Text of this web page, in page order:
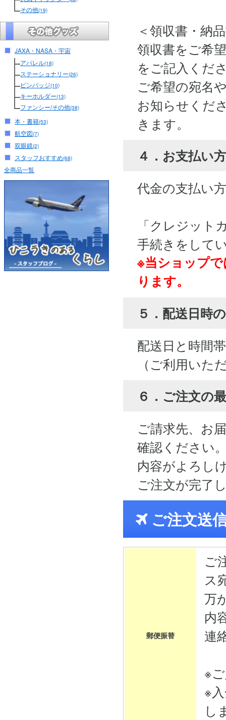
その他(19)
JAXA・NASA・宇宙
アパレル(18)
ステーショナリー(26)
ピンバッジ(10)
キーホルダー(13)
ファンシー/その他(38)
本・書籍(53)
航空図(7)
双眼鏡(2)
スタッフおすすめ(68)
全商品一覧
＜領収書・納
領収書をご希
をご記入くだ
ご希望の宛名
お知らせくだ
きます。
４．お支払い
代金の支払い
「クレジット
手続きをして
※当ショップ
ります。
５．配送日時
配送日と時間
（ご利用いた
６．ご注文の
ご請求先、お
確認ください
内容がよろし
ご注文が完了
ご注文送
郵便振替
ご
ス
万
内
連
※
※
し